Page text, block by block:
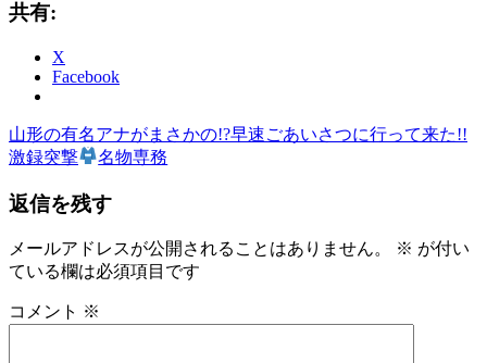
共有:
X
Facebook
投
稿
ナ
ビ
ゲ
ー
前
の
事:
山形の有名アナがまさかの!?早速ごあいさつに行って来た!!
激録突撃
名物専務
返信を残す
メールアドレスが公開されることはありません。 ※ が付い
ている欄は必須項目です
コメント ※